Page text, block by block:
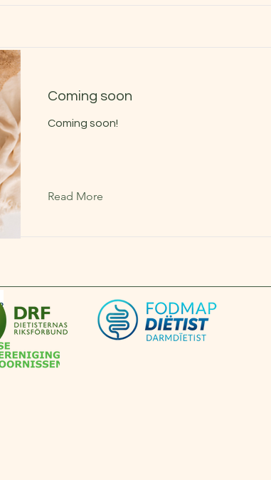
Coming soon
Coming soon!
Read More